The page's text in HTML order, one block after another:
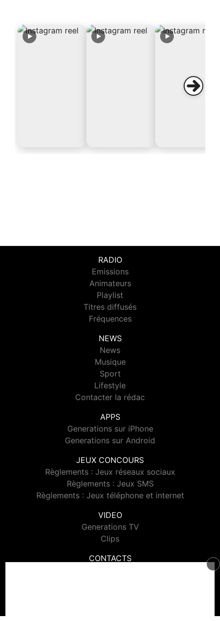
RADIO
Emissions
Animateurs
Playlist
Titres diffusés
Fréquences
NEWS
News
Musique
Sport
Lifestyle
Contacter la rédac
APPS
Generations sur iPhone
Generations sur Android
JEUX CONCOURS
Règlements : Jeux réseaux sociaux
Règlements : Jeux SMS
Règlements : Jeux téléphone et internet
VIDEO
Generations TV
Clips
CONTACTS